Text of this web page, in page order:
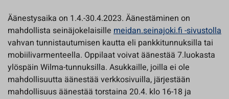
Äänestysaika on 1.4.-30.4.2023. Äänestäminen on
mahdollista seinäjokelaisille meidan.seinajoki.fi -sivustolla
vahvan tunnistautumisen kautta eli pankkitunnuksilla tai
mobiilivarmenteella. Oppilaat voivat äänestää 7.luokasta
ylöspäin Wilma-tunnuksilla. Asukkaille, joilla ei ole
mahdollisuutta äänestää verkkosivuilla, järjestään
mahdollisuus äänestää torstaina 20.4. klo 16-18 ja